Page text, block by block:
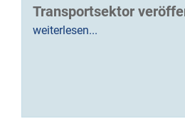
Transportsektor
weiterlesen...